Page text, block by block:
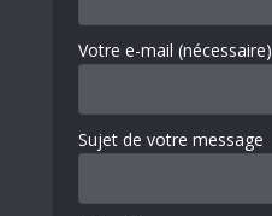
Votre e-mail (nécessaire)
Sujet de votre message